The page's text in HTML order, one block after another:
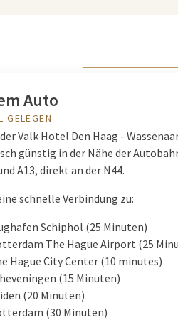
Auto
GELEGEN
der Valk Hotel Den Haag -
günstig in der Nähe der
A13, direkt an der N44.
schnelle Verbindung zu:
Schiphol (25 Minuten)
The Hague Airport (25
Hague City Center (10 minutes)
(15 Minuten)
(20 Minuten)
(30 Minuten)